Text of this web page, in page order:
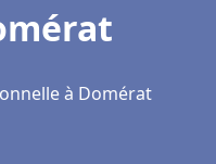
à Domérat